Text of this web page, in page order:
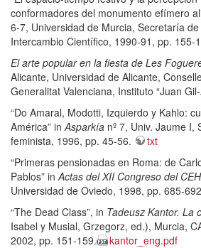
conformadores del monumento efímero
6-7, Universidad de Murcia, Secretaría
Intercambio Científico, 1990-91, pp. 155-
El arte popular en la fiesta de Les
Alicante, Universidad de Alicante,
Generalitat Valenciana, Instituto “Juan
“Do Amaral, Modotti, Izquierdo y Kahlo:
América” inAsparkía nº 7, Univ. Jaume I,
feminista, 1996, pp. 45-56.
txt
“Primeras pensionadas en Roma: de
Pablos” inActas del XII Congreso del
Universidad de Oviedo, 1998, pp. 685-
“The Dead Class”, in Tadeusz Kantor. La
Isabel y Musial, Grzegorz, ed.), Murcia,
2002, pp. 151-159.
kantor_eng.pdf